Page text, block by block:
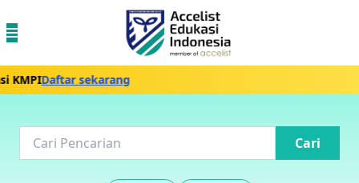
Daftar sekarang
Cari